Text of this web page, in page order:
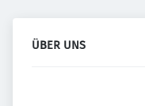
ÜBER UNS